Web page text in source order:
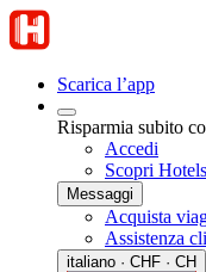
Scarica l’app
Risparmia subito
Accedi
Scopri
Messaggi
Acquista
Assistenza
italiano · CHF · CH